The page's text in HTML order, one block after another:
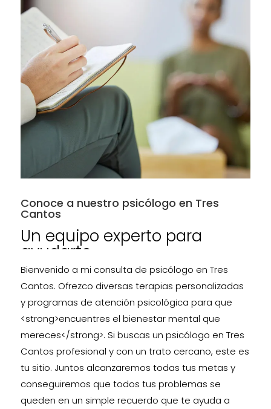
Conoce a nuestro psicólogo en Tres
Cantos
Un equipo experto para
ayudarte
Bienvenido a mi consulta de psicólogo en Tres
Cantos. Ofrezco diversas terapias personalizadas
y programas de atención psicológica para que
<strong>encuentres el bienestar mental que
mereces</strong>. Si buscas un psicólogo en Tres
Cantos profesional y con un trato cercano, este es
tu sitio. Juntos alcanzaremos todas tus metas y
conseguiremos que todos tus problemas se
queden en un simple recuerdo que te ayuda a